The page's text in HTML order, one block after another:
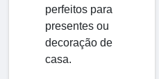
perfeitos para
presentes ou
decoração de
casa.